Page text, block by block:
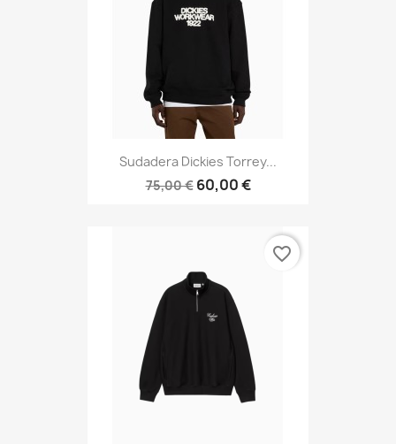
Sudadera Dickies Torrey...
75,00 € 60,00 €
favorite_border